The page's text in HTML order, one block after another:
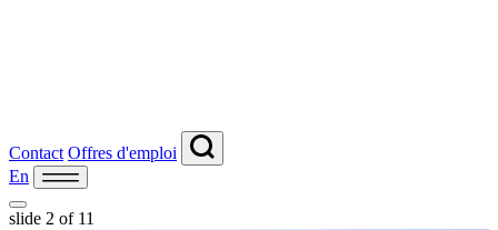
Contact Offres d'emploi
En
slide 3 of 11